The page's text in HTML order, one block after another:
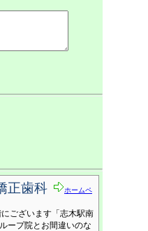
正歯科
ホームペ
ございます「志木駅南
ープ院とお間違いのな